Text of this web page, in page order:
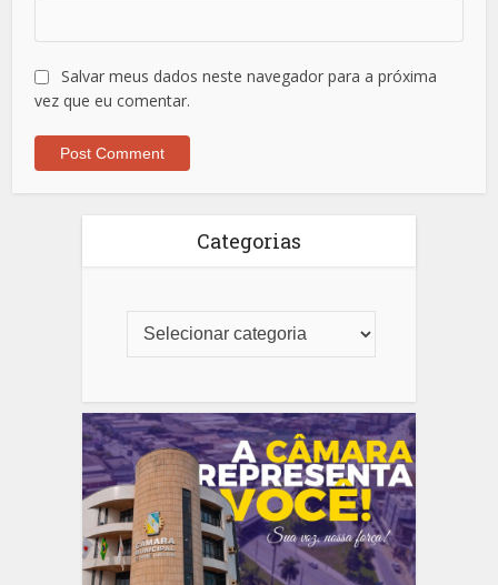
Salvar meus dados neste navegador para a próxima
vez que eu comentar.
Categorias